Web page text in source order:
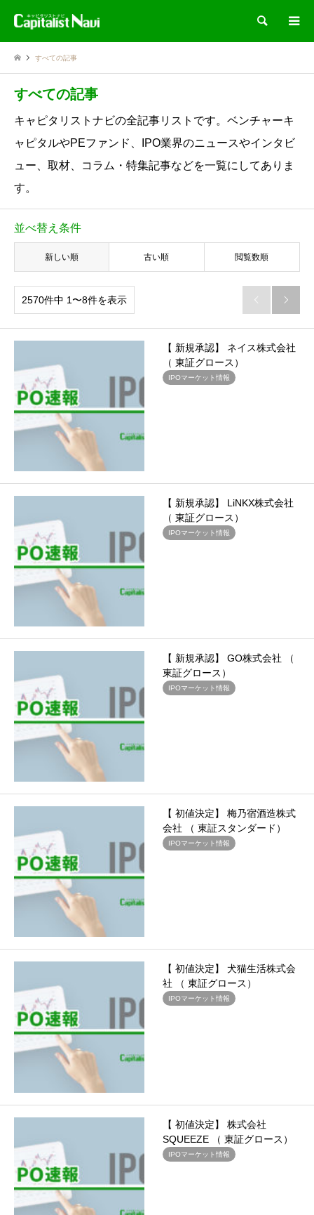
検索
すべての記事
すべての記事
キャピタリストナビの全記事リストです。ベンチャーキ
ャピタルやPEファンド、IPO業界のニュースやインタビ
ュー、取材、コラム・特集記事などを一覧にしてありま
す。
並べ替え条件
新しい順 古い順 閲覧数順
2570件中 1〜8件を表示  
【 新規承認】 ネイス株式会社
（ 東証グロース）
IPOマーケット情報
【 新規承認】 LiNKX株式会社
（ 東証グロース）
IPOマーケット情報
【 新規承認】 GO株式会社 （
東証グロース）
IPOマーケット情報
【 初値決定】 梅乃宿酒造株式
会社 （ 東証スタンダード）
IPOマーケット情報
【 初値決定】 犬猫生活株式会
社 （ 東証グロース）
IPOマーケット情報
【 初値決定】 株式会社
SQUEEZE （ 東証グロース）
IPOマーケット情報